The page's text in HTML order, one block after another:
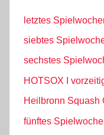
letztes
siebtes
sechstes
HOTSOX I
Heilbronn Squash
fünftes